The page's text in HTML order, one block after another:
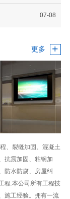
07-08
更多 +
、裂缝加固、混凝土
抗震加固、粘钢加
防水防腐、房屋纠
程.本公司所有工程技
施工经验。拥有一流